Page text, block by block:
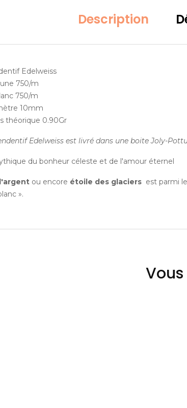
Description
Edelweiss
750/m
750/m
10mm
théorique 0.90Gr
Edelweiss est livré dans une boite Joly-
du bonheur céleste et de l'amour éternel
ou encore étoile des glaciers est parmi
».